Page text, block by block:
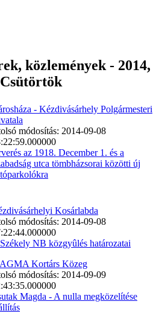
közlemények - 2014,
- Kézdivásárhely Polgármesteri
módosítás: 2014-09-08
az 1918. December 1. és a
utca tömbházsorai közötti új
Kosárlabda
módosítás: 2014-09-08
NB közgyûlés határozatai
Kortárs Közeg
módosítás: 2014-09-09
Magda - A nulla megközelítése